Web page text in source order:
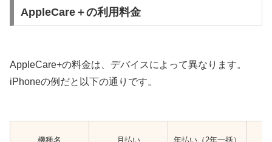
AppleCare＋の利用料金
AppleCare+の料金は、デバイスによって異なります。
iPhoneの例だと以下の通りです。
機種名 月払い
年払い（2年一括）